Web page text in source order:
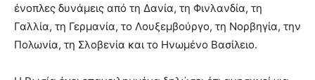
ένοπλες δυνάμεις από τη Δανία, τη Φινλανδία, τη
Γαλλία, τη Γερμανία, το Λουξεμβούργο, τη Νορβηγία, την
Πολωνία, τη Σλοβενία ​​και το Ηνωμένο Βασίλειο.